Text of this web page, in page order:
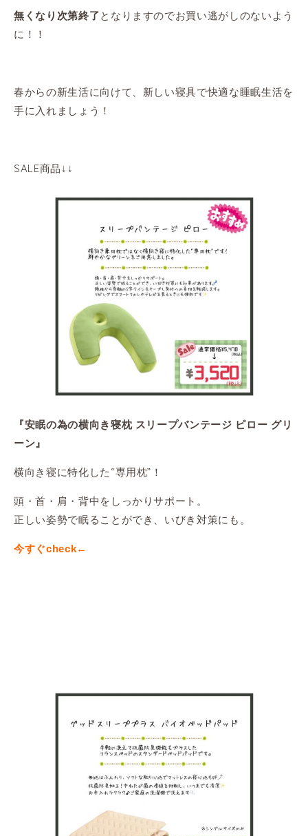
無くなり次第終了となりますのでお買い逃がしのないよう
に！！
春からの新生活に向けて、新しい寝具で快適な睡眠生活を
手に入れましょう！
SALE商品↓↓
『安眠の為の横向き寝枕 スリープバンテージ ピロー グリ
ーン』
横向き寝に特化した“専用枕”！
頭・首・肩・背中をしっかりサポート。
正しい姿勢で眠ることができ、いびき対策にも。
今すぐcheck←